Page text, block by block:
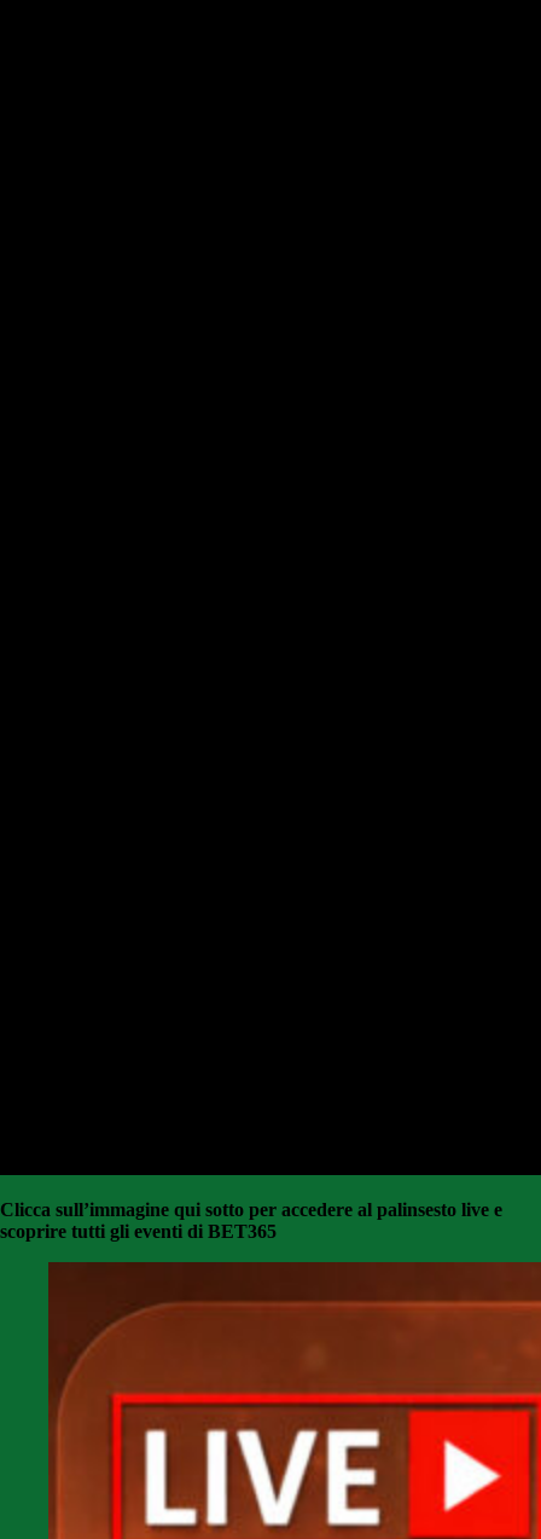
Clicca sull’immagine qui sotto per accedere al palinsesto live e
scoprire tutti gli eventi di BET365